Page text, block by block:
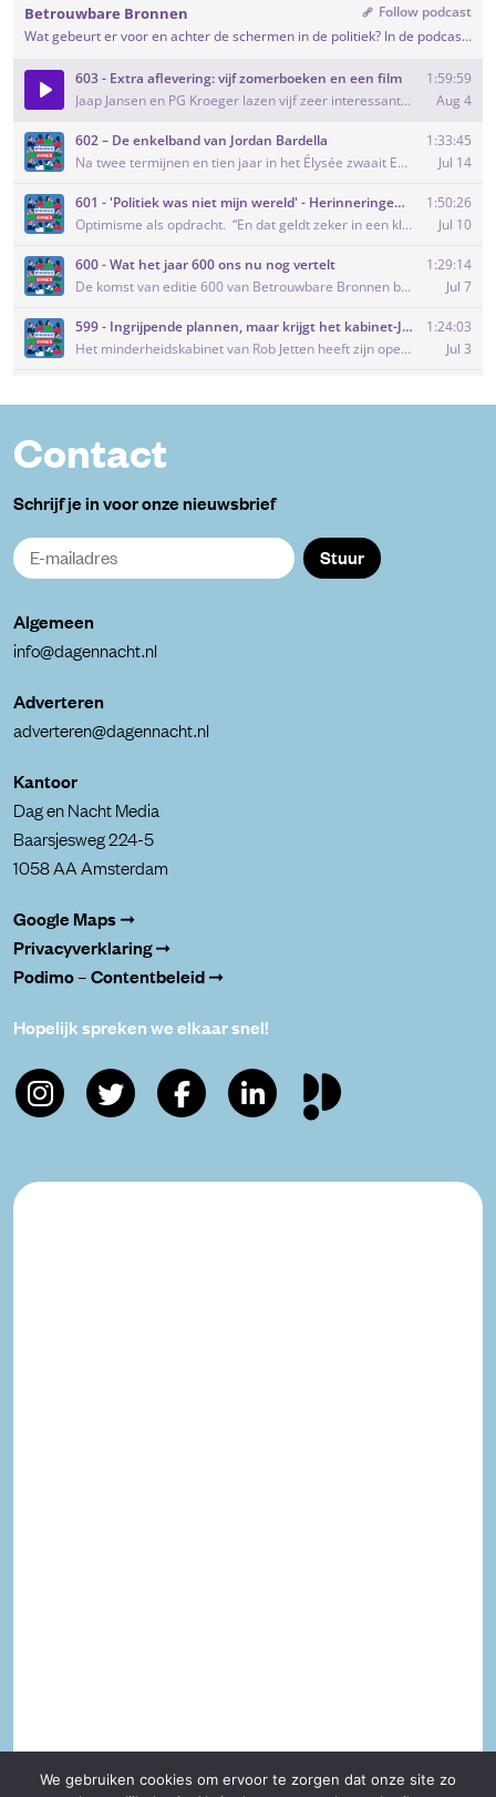
Contact
Schrijf je in voor onze nieuwsbrief
Stuur
Algemeen
info@dagennacht.nl
Adverteren
adverteren@dagennacht.nl
Kantoor
Dag en Nacht Media
Baarsjesweg 224-5
1058 AA Amsterdam
Google Maps ➞
Privacyverklaring ➞
Podimo – Contentbeleid ➞
Hopelijk spreken we elkaar snel!
We gebruiken cookies om ervoor te zorgen dat onze site zo